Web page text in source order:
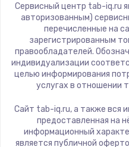
Ремонт
Замена
Сервисный центр tab-iq.ru
авторизованным)
перечисленные на
зарегистрированным
правообладателей.
индивидуализации
целью информирования
услугах в отношении
Сайт tab-iq.ru, а также вся
предоставленная на
информационный
является публичной